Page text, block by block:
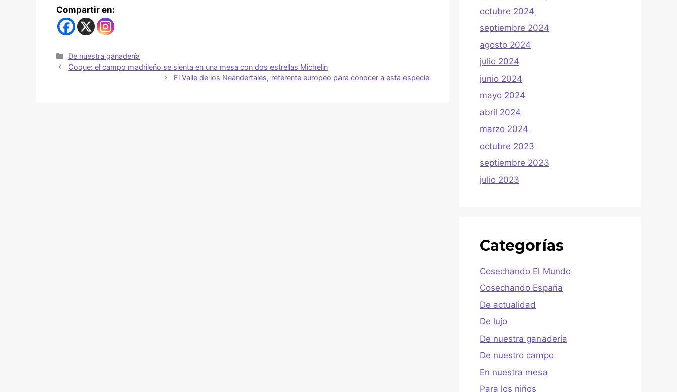
Compartir en:
De nuestra ganadería
Coque: el campo madrileño se sienta en una mesa con dos estrellas Michelin
El Valle de los Neandertales, referente europeo para conocer a esta especie
octubre 2024
septiembre 2024
agosto 2024
julio 2024
junio 2024
mayo 2024
abril 2024
marzo 2024
octubre 2023
septiembre 2023
julio 2023
Categorías
Cosechando El Mundo
Cosechando España
De actualidad
De lujo
De nuestra ganadería
De nuestro campo
En nuestra mesa
Para los niños